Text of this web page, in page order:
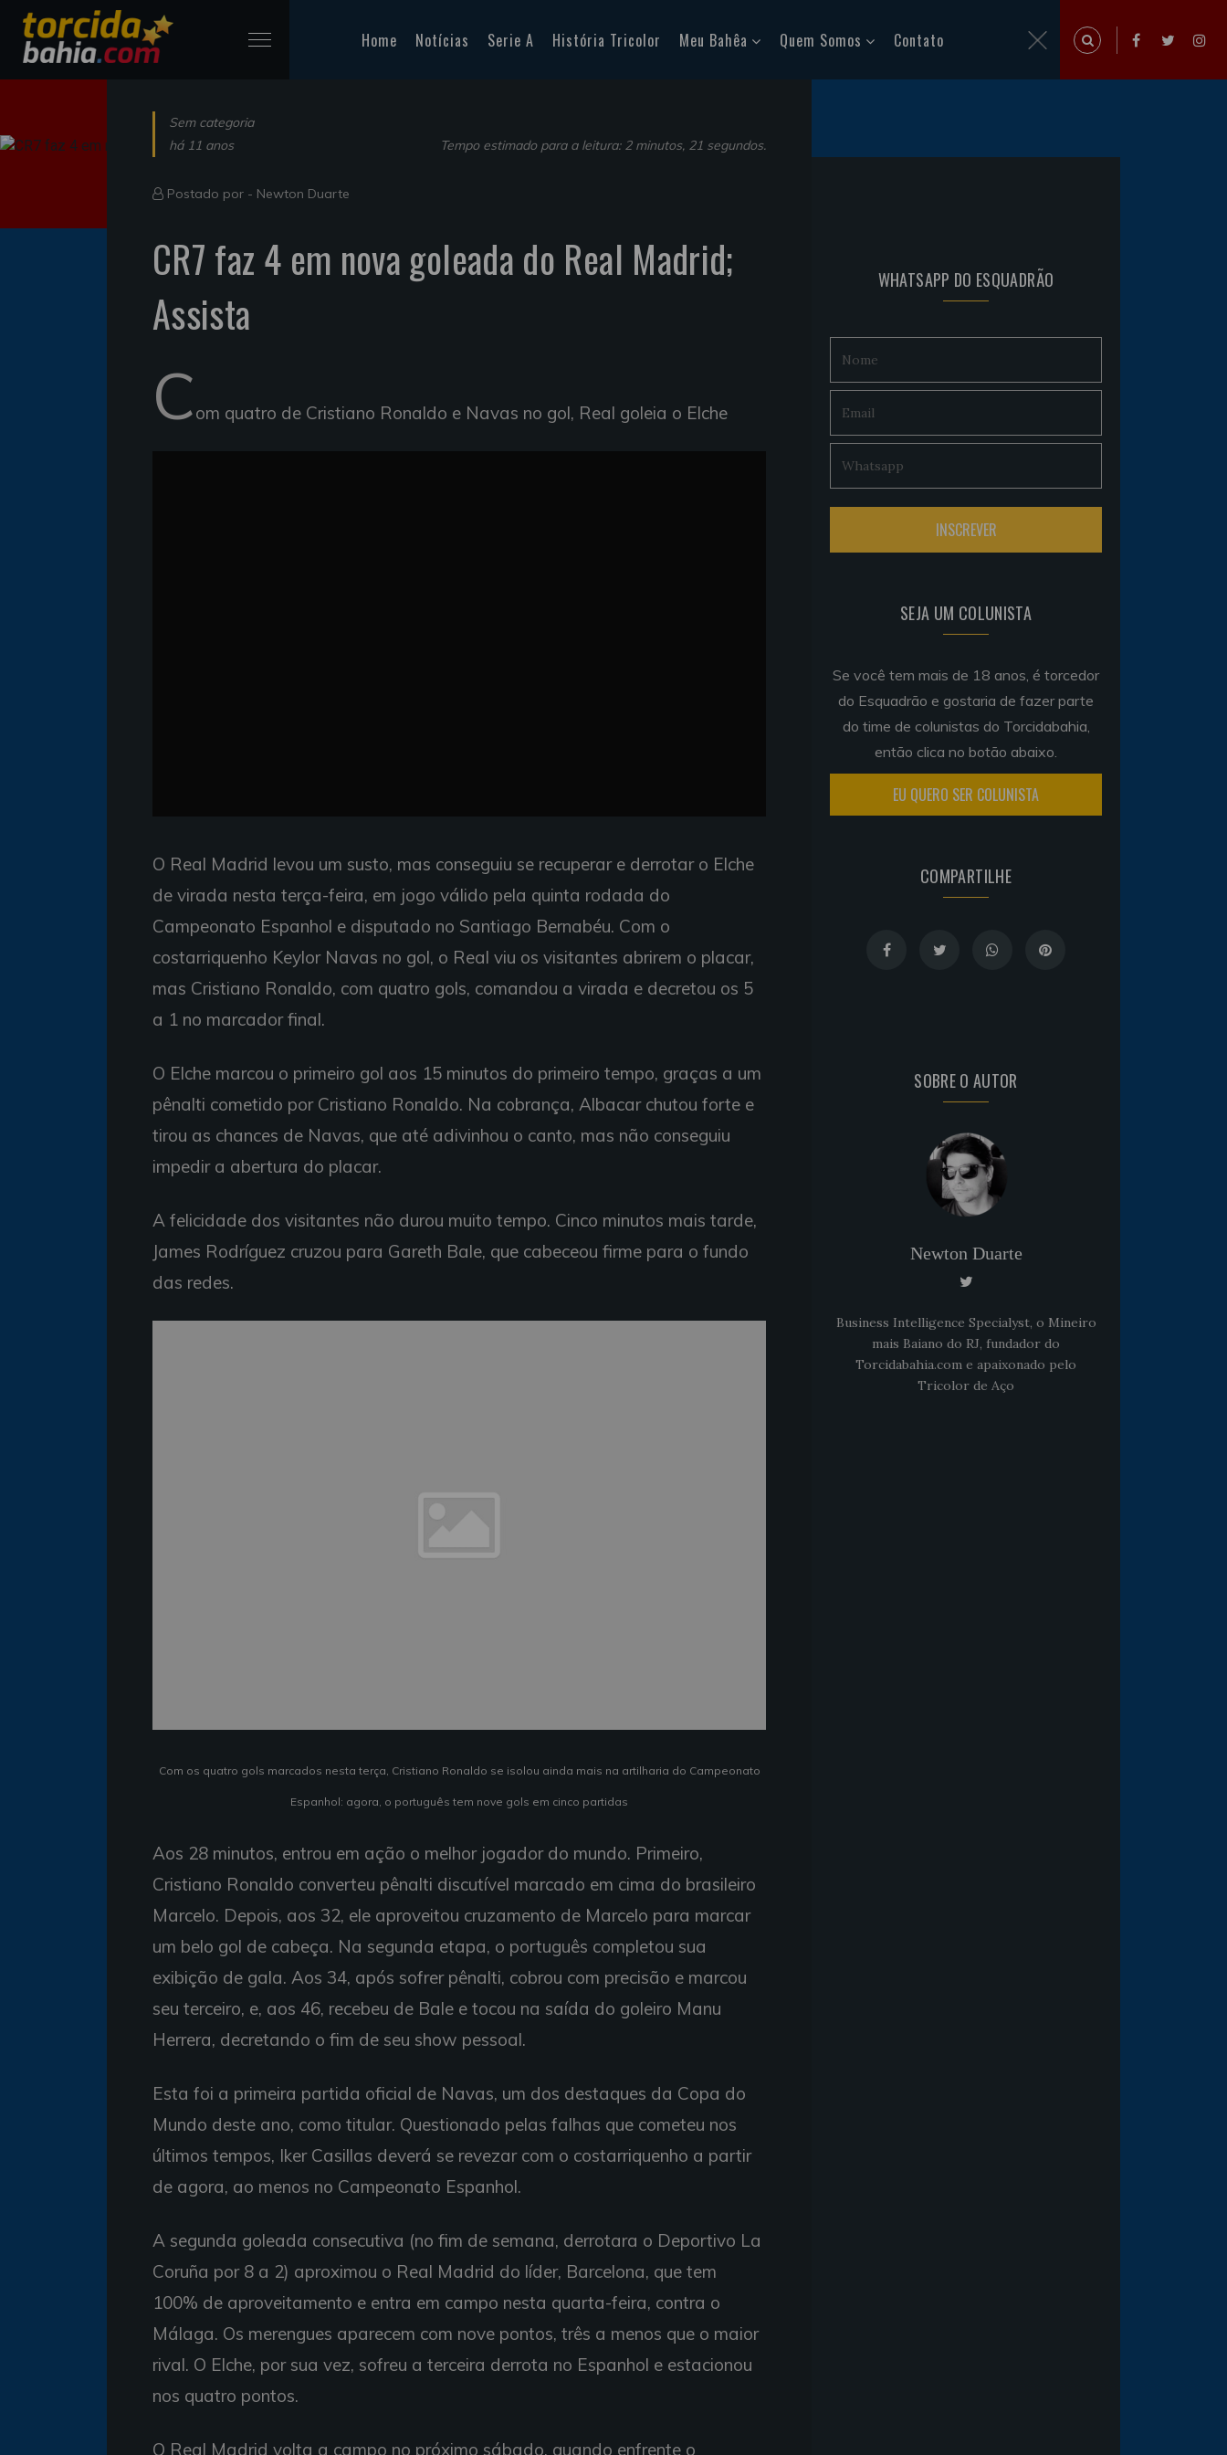
Home Notícias Serie A História Tricolor Meu Bahêa Quem Somos Contato
Sem categoria
há 11 anos
Tempo estimado para a leitura: 2 minutos, 21 segundos.
Postado por - Newton Duarte
CR7 faz 4 em nova goleada do Real Madrid;
Assista
Com quatro de Cristiano Ronaldo e Navas no gol, Real goleia o Elche
O Real Madrid levou um susto, mas conseguiu se recuperar e derrotar o Elche
de virada nesta terça-feira, em jogo válido pela quinta rodada do
Campeonato Espanhol e disputado no Santiago Bernabéu. Com o
costarriquenho Keylor Navas no gol, o Real viu os visitantes abrirem o placar,
mas Cristiano Ronaldo, com quatro gols, comandou a virada e decretou os 5
a 1 no marcador final.
O Elche marcou o primeiro gol aos 15 minutos do primeiro tempo, graças a um
pênalti cometido por Cristiano Ronaldo. Na cobrança, Albacar chutou forte e
tirou as chances de Navas, que até adivinhou o canto, mas não conseguiu
impedir a abertura do placar.
A felicidade dos visitantes não durou muito tempo. Cinco minutos mais tarde,
James Rodríguez cruzou para Gareth Bale, que cabeceou firme para o fundo
das redes.
Com os quatro gols marcados nesta terça, Cristiano Ronaldo se isolou ainda mais na artilharia do Campeonato
Espanhol: agora, o português tem nove gols em cinco partidas
Aos 28 minutos, entrou em ação o melhor jogador do mundo. Primeiro,
Cristiano Ronaldo converteu pênalti discutível marcado em cima do brasileiro
Marcelo. Depois, aos 32, ele aproveitou cruzamento de Marcelo para marcar
um belo gol de cabeça. Na segunda etapa, o português completou sua
exibição de gala. Aos 34, após sofrer pênalti, cobrou com precisão e marcou
seu terceiro, e, aos 46, recebeu de Bale e tocou na saída do goleiro Manu
Herrera, decretando o fim de seu show pessoal.
Esta foi a primeira partida oficial de Navas, um dos destaques da Copa do
Mundo deste ano, como titular. Questionado pelas falhas que cometeu nos
últimos tempos, Iker Casillas deverá se revezar com o costarriquenho a partir
de agora, ao menos no Campeonato Espanhol.
A segunda goleada consecutiva (no fim de semana, derrotara o Deportivo La
Coruña por 8 a 2) aproximou o Real Madrid do líder, Barcelona, que tem
100% de aproveitamento e entra em campo nesta quarta-feira, contra o
Málaga. Os merengues aparecem com nove pontos, três a menos que o maior
rival. O Elche, por sua vez, sofreu a terceira derrota no Espanhol e estacionou
nos quatro pontos.
O Real Madrid volta a campo no próximo sábado, quando enfrente o
WHATSAPP DO ESQUADRÃO
SEJA UM COLUNISTA
Se você tem mais de 18 anos, é torcedor
do Esquadrão e gostaria de fazer parte
do time de colunistas do Torcidabahia,
então clica no botão abaixo.
EU QUERO SER COLUNISTA
COMPARTILHE
SOBRE O AUTOR
Newton Duarte
Business Intelligence Specialyst, o Mineiro
mais Baiano do RJ, fundador do
Torcidabahia.com e apaixonado pelo
Tricolor de Aço